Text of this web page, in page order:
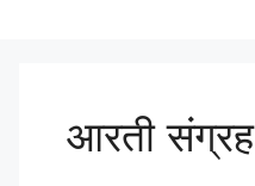
आरती संग्रह